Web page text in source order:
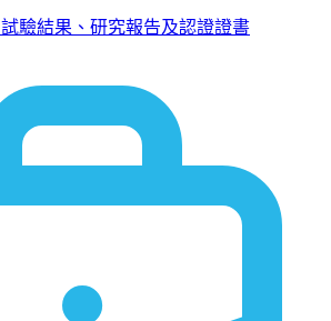
試驗結果、研究報告及認證證書